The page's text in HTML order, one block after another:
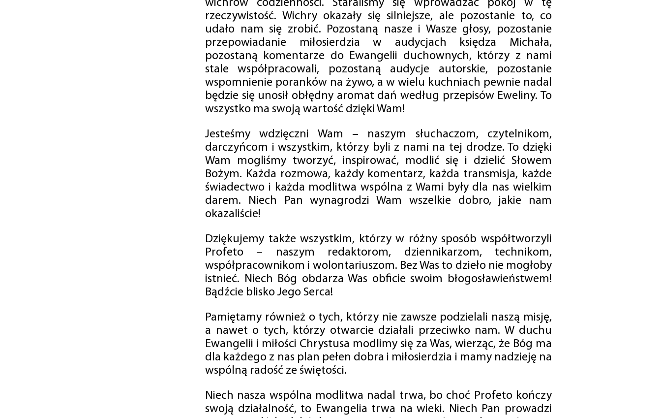
wichrów codzienności. Staraliśmy się wprowadzać pokój w tę
rzeczywistość. Wichry okazały się silniejsze, ale pozostanie to, co
udało nam się zrobić. Pozostaną nasze i Wasze głosy, pozostanie
przepowiadanie miłosierdzia w audycjach księdza Michała,
pozostaną komentarze do Ewangelii duchownych, którzy z nami
stale współpracowali, pozostaną audycje autorskie, pozostanie
wspomnienie poranków na żywo, a w wielu kuchniach pewnie nadal
będzie się unosił obłędny aromat dań według przepisów Eweliny. To
wszystko ma swoją wartość dzięki Wam!
Jesteśmy wdzięczni Wam – naszym słuchaczom, czytelnikom,
darczyńcom i wszystkim, którzy byli z nami na tej drodze. To dzięki
Wam mogliśmy tworzyć, inspirować, modlić się i dzielić Słowem
Bożym. Każda rozmowa, każdy komentarz, każda transmisja, każde
świadectwo i każda modlitwa wspólna z Wami były dla nas wielkim
darem. Niech Pan wynagrodzi Wam wszelkie dobro, jakie nam
okazaliście!
Dziękujemy także wszystkim, którzy w różny sposób współtworzyli
Profeto – naszym redaktorom, dziennikarzom, technikom,
współpracownikom i wolontariuszom. Bez Was to dzieło nie mogłoby
istnieć. Niech Bóg obdarza Was obficie swoim błogosławieństwem!
Bądźcie blisko Jego Serca!
Pamiętamy również o tych, którzy nie zawsze podzielali naszą misję,
a nawet o tych, którzy otwarcie działali przeciwko nam. W duchu
Ewangelii i miłości Chrystusa modlimy się za Was, wierząc, że Bóg ma
dla każdego z nas plan pełen dobra i miłosierdzia i mamy nadzieję na
wspólną radość ze świętości.
Niech nasza wspólna modlitwa nadal trwa, bo choć Profeto kończy
swoją działalność, to Ewangelia trwa na wieki. Niech Pan prowadzi